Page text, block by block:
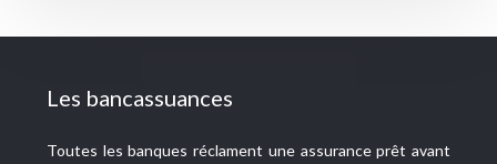
Les bancassuances
Toutes les banques réclament une assurance prêt avant